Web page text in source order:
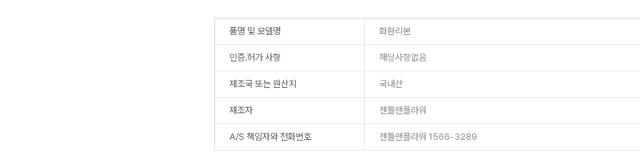
품명 및 모델명 화환리본
인증.허가 사항 해당사항없음
제조국 또는 원산지 국내산
제조자 젠틀맨플라워
A/S 책임자와 전화번호 젠틀맨플라워 1566-3289